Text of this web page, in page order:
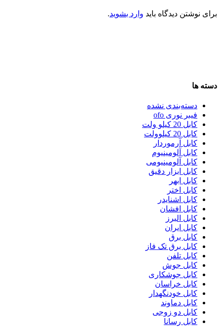
برای نوشتن دیدگاه باید وارد بشوید.
دسته ها
دسته‌بندی نشده
فیبر نوری ofo
کابل 20 کیلو ولت
کابل 20 کیلوولت
کابل آرموردار
کابل آلومینیوم
کابل آلومینیومی
کابل ابزار دقیق
کابل ابهر
کابل اختر
کابل اشنایدر
کابل افشان
کابل البرز
کابل ایران
کابل برق
کابل برق تک فاز
کابل تلفن
کابل جوش
کابل جوشکاری
کابل خراسان
کابل خودنگهدار
کابل دماوند
کابل دو زوجی
کابل رسانا